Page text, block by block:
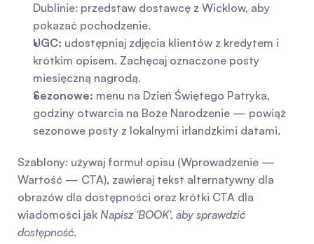
Dublinie: przedstaw dostawcę z Wicklow, aby
pokazać pochodzenie.
UGC: udostępniaj zdjęcia klientów z kredytem i
krótkim opisem. Zachęcaj oznaczone posty
miesięczną nagrodą.
Sezonowe: menu na Dzień Świętego Patryka,
godziny otwarcia na Boże Narodzenie — powiąż
sezonowe posty z lokalnymi irlandzkimi datami.
Szablony: używaj formuł opisu (Wprowadzenie —
Wartość — CTA), zawieraj tekst alternatywny dla
obrazów dla dostępności oraz krótki CTA dla
wiadomości jak Napisz 'BOOK', aby sprawdzić
dostępność.